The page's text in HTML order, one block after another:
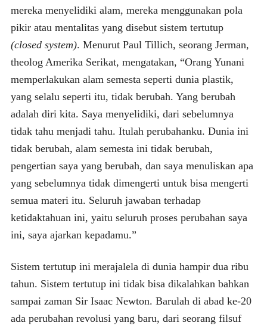
mereka menyelidiki alam, mereka menggunakan pola
pikir atau mentalitas yang disebut sistem tertutup
(closed system). Menurut Paul Tillich, seorang Jerman,
theolog Amerika Serikat, mengatakan, “Orang Yunani
memperlakukan alam semesta seperti dunia plastik,
yang selalu seperti itu, tidak berubah. Yang berubah
adalah diri kita. Saya menyelidiki, dari sebelumnya
tidak tahu menjadi tahu. Itulah perubahanku. Dunia ini
tidak berubah, alam semesta ini tidak berubah,
pengertian saya yang berubah, dan saya menuliskan apa
yang sebelumnya tidak dimengerti untuk bisa mengerti
semua materi itu. Seluruh jawaban terhadap
ketidaktahuan ini, yaitu seluruh proses perubahan saya
ini, saya ajarkan kepadamu.”
Sistem tertutup ini merajalela di dunia hampir dua ribu
tahun. Sistem tertutup ini tidak bisa dikalahkan bahkan
sampai zaman Sir Isaac Newton. Barulah di abad ke-20
ada perubahan revolusi yang baru, dari seorang filsuf